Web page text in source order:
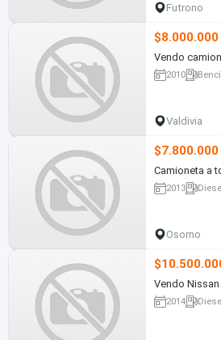
Futrono
$8.000.000
Vendo
2010
Valdivia
$7.800.000
Camioneta a
2013
Osorno
Vendo
2014